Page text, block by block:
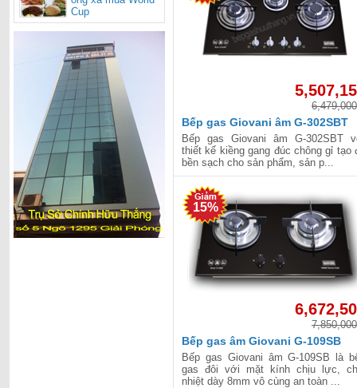
Cup
Bếp gas Giovani âm G-302SBT
Bếp gas Giovani âm G-302SBT
thiết kế kiềng gang đúc chông gỉ tạo
bền sạch cho sản phẩm, sản p...
15%
Bếp gas âm Giovani G-109SB
Bếp gas Giovani âm G-109SB là
gas đôi với mặt kính chịu lực,
nhiệt dày 8mm vô cùng an toàn ...